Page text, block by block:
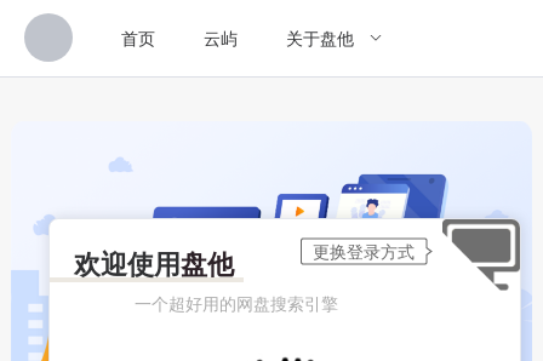
首页 云屿 关于盘他
欢迎使用盘他
一个超好用的网盘搜索引擎